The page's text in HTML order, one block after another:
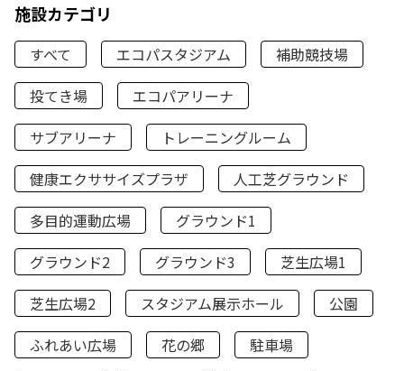
施設カテゴリ
すべて エコパスタジアム
補助競技場
投てき場
エコパアリーナ
サブアリーナ
トレーニングルーム
健康エクササイズプラザ
人工芝グラウンド
多目的運動広場
グラウンド1
グラウンド2
グラウンド3
芝生広場1
芝生広場2
スタジアム展示ホール
公園
ふれあい広場
花の郷
駐車場